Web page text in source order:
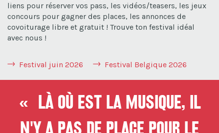
liens pour réserver vos pass, les vidéos/teasers, les jeux
concours pour gagner des places, les annonces de
covoiturage libre et gratuit ! Trouve ton festival idéal
avec nous !
Festival juin 2026 Festival Belgique 2026
« Là où est la musique, il